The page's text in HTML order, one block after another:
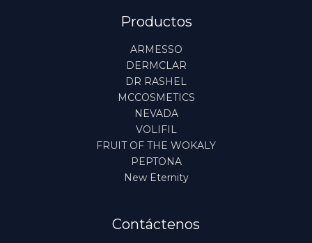
Productos
ARMESSO
DERMCLAR
DR RASHEL
MCCOSMETICS
NEVADA
VOLIFIL
FRUIT OF THE WOKALY
PEPTONA
New Eternity
Contáctenos